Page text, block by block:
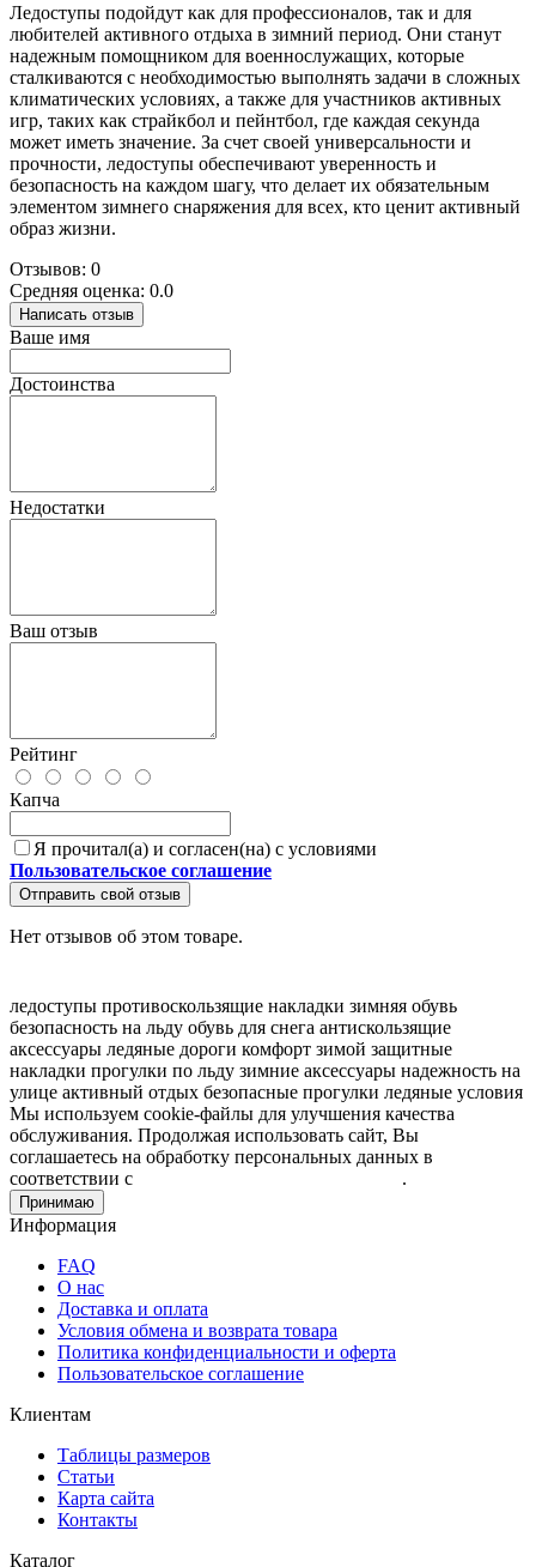
Ледоступы подойдут как для профессионалов, так и для
любителей активного отдыха в зимний период. Они станут
надежным помощником для военнослужащих, которые
сталкиваются с необходимостью выполнять задачи в сложных
климатических условиях, а также для участников активных
игр, таких как страйкбол и пейнтбол, где каждая секунда
может иметь значение. За счет своей универсальности и
прочности, ледоступы обеспечивают уверенность и
безопасность на каждом шагу, что делает их обязательным
элементом зимнего снаряжения для всех, кто ценит активный
образ жизни.
Отзывов: 0
Средняя оценка: 0.0
Написать отзыв
Ваше имя
Достоинства
Недостатки
Ваш отзыв
Рейтинг
Капча
Я прочитал(а) и согласен(на) с условиями
Пользовательское соглашение
Отправить свой отзыв
Нет отзывов об этом товаре.
ледоступы противоскользящие накладки зимняя обувь
безопасность на льду обувь для снега антискользящие
аксессуары ледяные дороги комфорт зимой защитные
накладки прогулки по льду зимние аксессуары надежность на
улице активный отдых безопасные прогулки ледяные условия
Мы используем cookie-файлы для улучшения качества
обслуживания. Продолжая использовать сайт, Вы
соглашаетесь на обработку персональных данных в
соответствии с
.
Принимаю
Информация
FAQ
О нас
Доставка и оплата
Условия обмена и возврата товара
Политика конфиденциальности и оферта
Пользовательское соглашение
Клиентам
Таблицы размеров
Статьи
Карта сайта
Контакты
Каталог